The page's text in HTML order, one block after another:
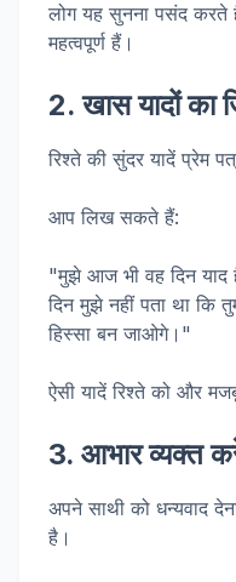
लोग यह सुनना पसंद करते
महत्वपूर्ण हैं।
2. खास यादों का
रिश्ते की सुंदर यादें प्रेम
आप लिख सकते हैं:
"मुझे आज भी वह दिन याद
दिन मुझे नहीं पता था कि
हिस्सा बन जाओगे।"
ऐसी यादें रिश्ते को और
3. आभार व्यक्त
अपने साथी को धन्यवाद
है।